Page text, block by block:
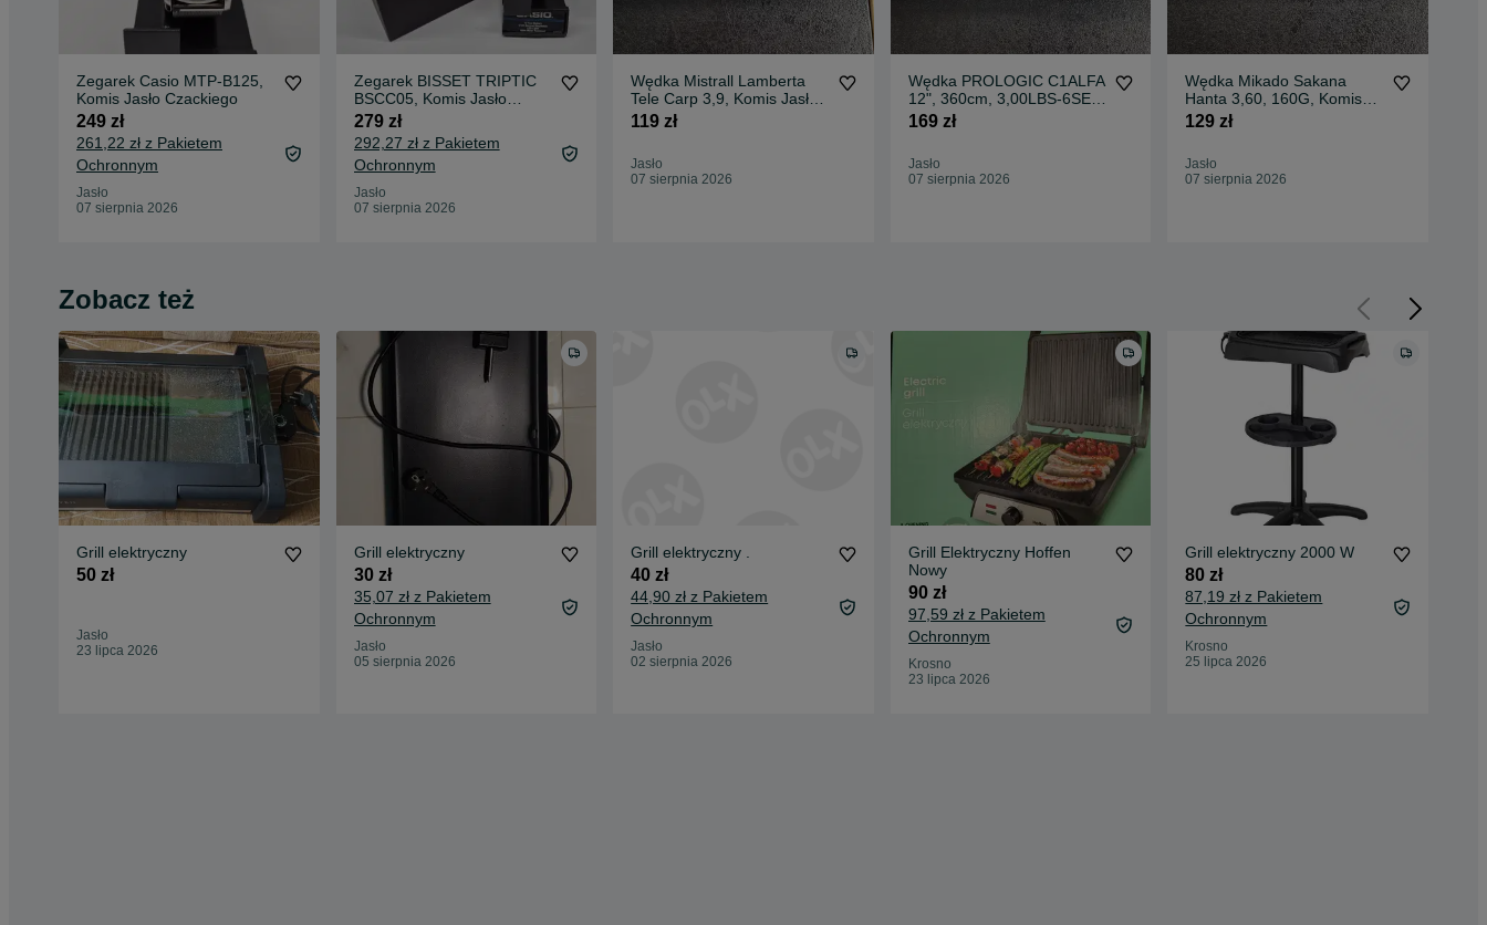
Zegarek Casio MTP-B125,
Komis Jasło Czackiego
249 zł
261,22 zł z Pakietem
Ochronnym
Jasło
07 sierpnia 2026
Zegarek BISSET TRIPTIC
BSCC05, Komis Jasło
Czackiego
279 zł
292,27 zł z Pakietem
Ochronnym
Jasło
07 sierpnia 2026
Wędka Mistrall Lamberta
Tele Carp 3,9, Komis Jasło
Czackiego
119 zł
Jasło
07 sierpnia 2026
Wędka PROLOGIC C1ALFA
12", 360cm, 3,00LBS-6SEC,
Komis Jasło Czackiego
169 zł
Jasło
07 sierpnia 2026
Wędka Mikado Sakana
Hanta 3,60, 160G, Komis
Jasło Czackiego
129 zł
Jasło
07 sierpnia 2026
Zobacz też
Grill elektryczny
50 zł
Jasło
23 lipca 2026
Grill elektryczny
30 zł
35,07 zł z Pakietem
Ochronnym
Jasło
05 sierpnia 2026
Grill elektryczny .
40 zł
44,90 zł z Pakietem
Ochronnym
Jasło
02 sierpnia 2026
Grill Elektryczny Hoffen
Nowy
90 zł
97,59 zł z Pakietem
Ochronnym
Krosno
23 lipca 2026
Grill elektryczny 2000 W
80 zł
87,19 zł z Pakietem
Ochronnym
Krosno
25 lipca 2026